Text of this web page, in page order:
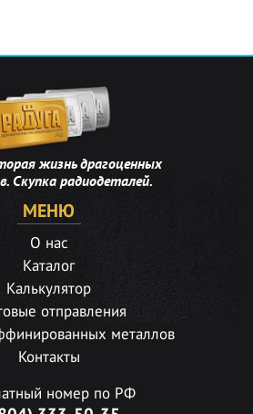
жизнь драгоценных
Скупка радиодеталей.
МЕНЮ
О нас
Каталог
Калькулятор
отправления
металлов
Контакты
номер по РФ